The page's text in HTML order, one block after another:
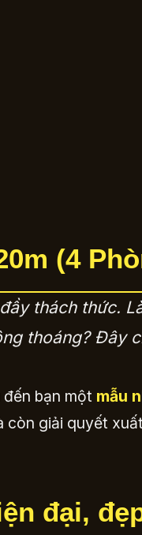
(4
thách thức.
thoáng? Đây
bạn một mẫu
giải quyết
đại,